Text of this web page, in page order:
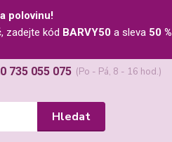
polovinu!
, zadejte kód BARVY50 a sleva 50 %
Hledat
735 055 075 (Po - Pá, 8 - 16 hod.)